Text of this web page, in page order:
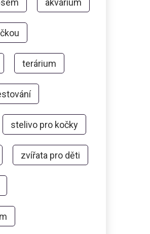
akvárium
terárium
stelivo pro kočky
zvířata pro děti